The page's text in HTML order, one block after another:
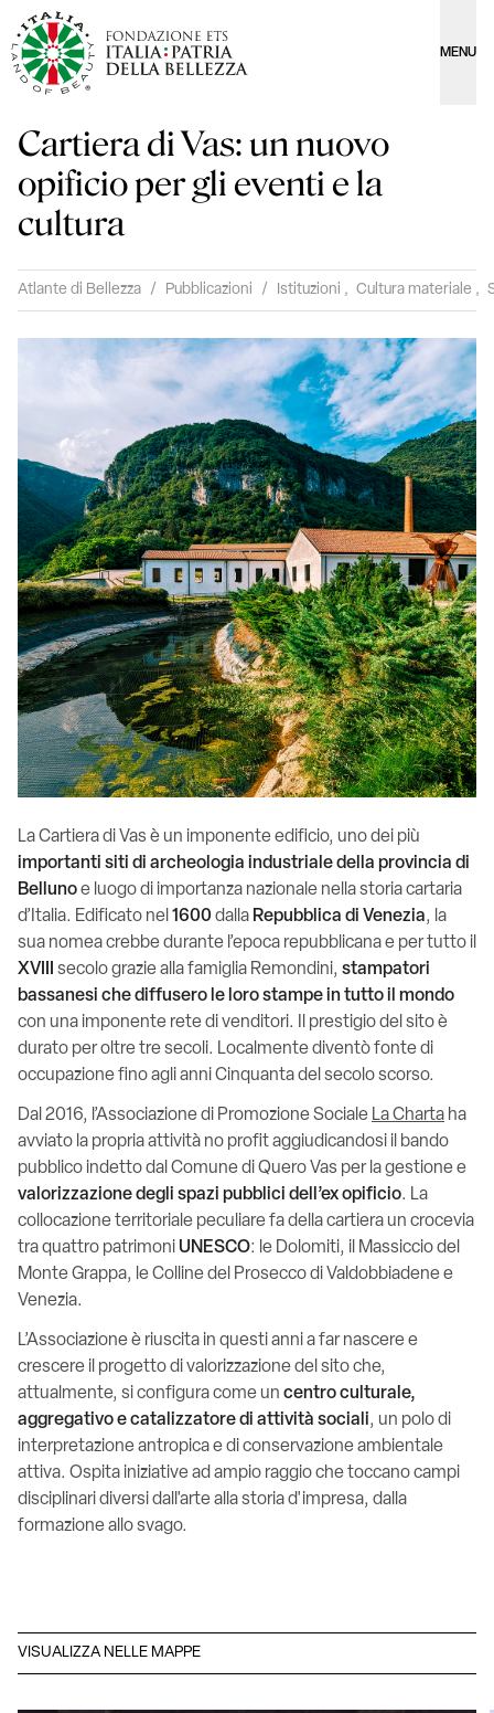
MENU
Cartiera di Vas: un nuovo
opificio per gli eventi e la
cultura
Atlante di Bellezza / Pubblicazioni / Istituzioni , Cultura materiale ,
La Cartiera di Vas è un imponente edificio, uno dei più
importanti siti di archeologia industriale della provincia di
Bellunoe luogo di importanza nazionale nella storia cartaria
d’Italia. Edificato nel 1600 dalla Repubblica di Venezia, la
sua nomea crebbe durante l’epoca repubblicana e per tutto il
XVIII
secolo grazie alla famiglia Remondini, stampatori
bassanesi che diffusero le loro stampe in tutto il mondo
con una imponente rete di venditori. Il prestigio del sito è
durato per oltre tre secoli. Localmente diventò fonte di
occupazione fino agli anni Cinquanta del secolo scorso.
Dal 2016, l’Associazione di Promozione Sociale La Charta ha
avviato la propria attività no profit aggiudicandosi il bando
pubblico indetto dal Comune di Quero Vas per la gestione e
valorizzazione degli spazi pubblici dell’ex opificio. La
collocazione territoriale peculiare fa della cartiera un crocevia
tra quattro patrimoni UNESCO: le Dolomiti, il Massiccio del
Monte Grappa, le Colline del Prosecco di Valdobbiadene e
Venezia.
L’Associazione è riuscita in questi anni a far nascere e
crescere il progetto di valorizzazione del sito che,
attualmente, si configura come un centro culturale,
aggregativo e catalizzatore di attività sociali, un polo di
interpretazione antropica e di conservazione ambientale
attiva. Ospita iniziative ad ampio raggio che toccano campi
disciplinari diversi dall'arte alla storia d'impresa, dalla
formazione allo svago.
VISUALIZZA NELLE MAPPE